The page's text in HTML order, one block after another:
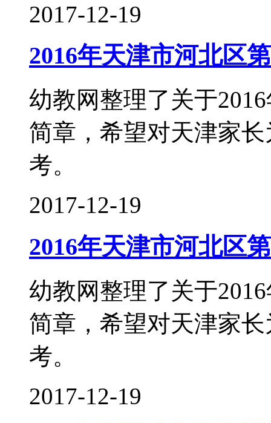
2017-12-19
2016年天津市河北区
幼教网整理了关于
简章，希望对天津家
考。
2017-12-19
2016年天津市河北区
幼教网整理了关于
简章，希望对天津家
考。
2017-12-19